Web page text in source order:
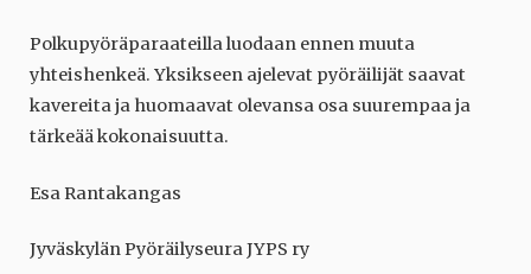
Polkupyöräparaateilla luodaan ennen muuta
yhteishenkeä. Yksikseen ajelevat pyöräilijät saavat
kavereita ja huomaavat olevansa osa suurempaa ja
tärkeää kokonaisuutta.
Esa Rantakangas
Jyväskylän Pyöräilyseura JYPS ry